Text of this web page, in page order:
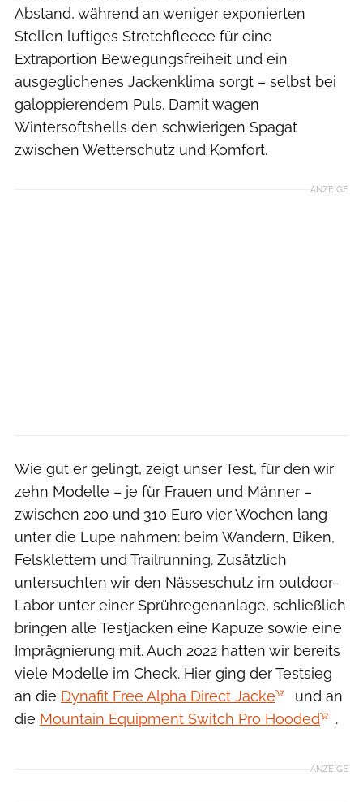
Abstand, während an weniger exponierten
Stellen luftiges Stretchfleece für eine
Extraportion Bewegungsfreiheit und ein
ausgeglichenes Jackenklima sorgt – selbst bei
galoppierendem Puls. Damit wagen
Wintersoftshells den schwierigen Spagat
zwischen Wetterschutz und Komfort.
ANZEIGE
Wie gut er gelingt, zeigt unser Test, für den wir
zehn Modelle – je für Frauen und Männer –
zwischen 200 und 310 Euro vier Wochen lang
unter die Lupe nahmen: beim Wandern, Biken,
Felsklettern und Trailrunning. Zusätzlich
untersuchten wir den Nässeschutz im outdoor-
Labor unter einer Sprühregenanlage, schließlich
bringen alle Testjacken eine Kapuze sowie eine
Imprägnierung mit. Auch 2022 hatten wir bereits
viele Modelle im Check. Hier ging der Testsieg
an die Dynafit Free Alpha Direct Jacke
und an
die Mountain Equipment Switch Pro Hooded .
ANZEIGE